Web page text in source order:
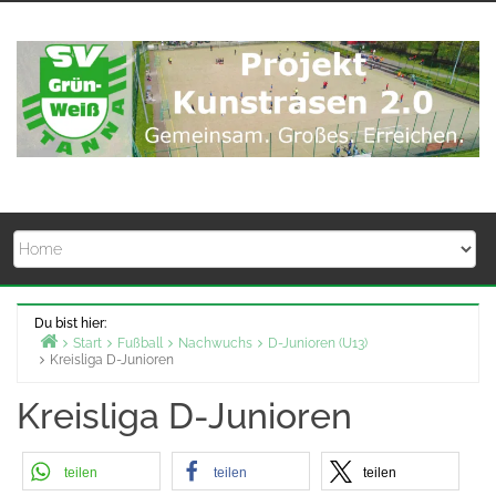
springen
Du bist hier:
Start
Fußball Nachwuchs
D-Junioren (U13)
Kreisliga D-Junioren
Kreisliga D-Junioren
teilen teilen teilen